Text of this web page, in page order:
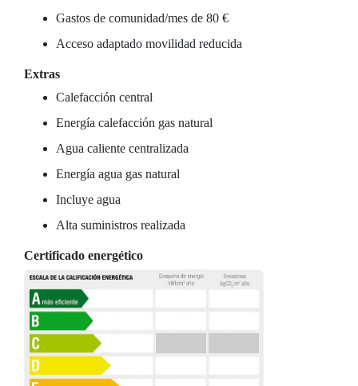
Gastos de comunidad/mes de 80 €
Acceso adaptado movilidad reducida
Extras
Calefacción central
Energía calefacción gas natural
Agua caliente centralizada
Energía agua gas natural
Incluye agua
Alta suministros realizada
Certificado energético